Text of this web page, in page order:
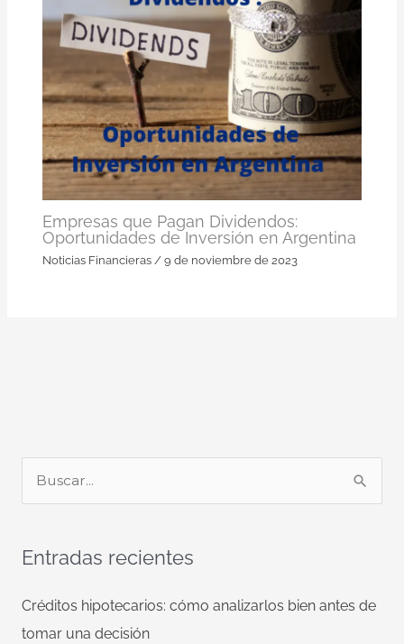
Empresas que Pagan Dividendos:
Oportunidades de Inversión en Argentina
Noticias Financieras /9 de noviembre de 2023
c
a
r
Entradas recientes
Créditos hipotecarios: cómo analizarlos bien antes de
tomar una decisión